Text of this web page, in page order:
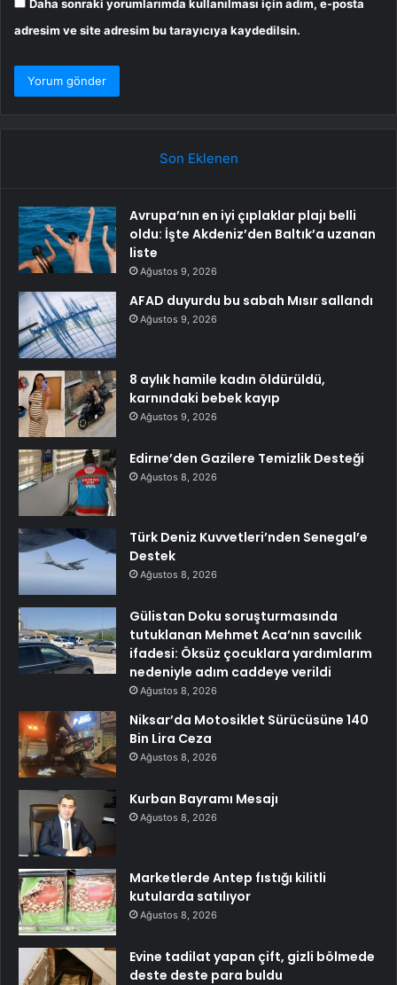
Daha sonraki yorumlarımda kullanılması için adım, e-posta
adresim ve site adresim bu tarayıcıya kaydedilsin.
Son Eklenen
Avrupa’nın en iyi çıplaklar plajı belli
oldu: İşte Akdeniz’den Baltık’a uzanan
liste
Ağustos 9, 2026
AFAD duyurdu bu sabah Mısır sallandı
Ağustos 9, 2026
8 aylık hamile kadın öldürüldü,
karnındaki bebek kayıp
Ağustos 9, 2026
Edirne’den Gazilere Temizlik Desteği
Ağustos 8, 2026
Türk Deniz Kuvvetleri’nden Senegal’e
Destek
Ağustos 8, 2026
Gülistan Doku soruşturmasında
tutuklanan Mehmet Aca’nın savcılık
ifadesi: Öksüz çocuklara yardımlarım
nedeniyle adım caddeye verildi
Ağustos 8, 2026
Niksar’da Motosiklet Sürücüsüne 140
Bin Lira Ceza
Ağustos 8, 2026
Kurban Bayramı Mesajı
Ağustos 8, 2026
Marketlerde Antep fıstığı kilitli
kutularda satılıyor
Ağustos 8, 2026
Evine tadilat yapan çift, gizli bölmede
deste deste para buldu